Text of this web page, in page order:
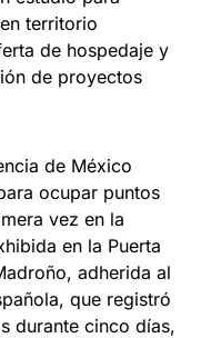
territorio
de hospedaje y
de proyectos
de México
ocupar puntos
vez en la
en la Puerta
adherida al
que registró
durante cinco días,